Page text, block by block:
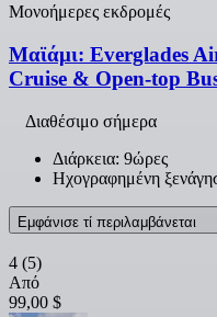
Μονοήμερες εκδρομές
Μαϊάμι: Everglades
Cruise & Open-top
Διαθέσιμο σήμερα
Διάρκεια: 9ώρες
Ηχογραφημένη
Εμφάνισε τί περιλαμβάνεται
4 (5)
Από
99,00 $